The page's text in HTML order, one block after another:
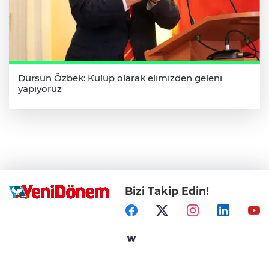
Dursun Özbek: Kulüp olarak elimizden geleni
yapıyoruz
Bizi Takip Edin!